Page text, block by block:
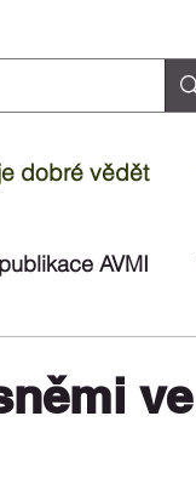
dobré vědět
publikace AVMI
ve